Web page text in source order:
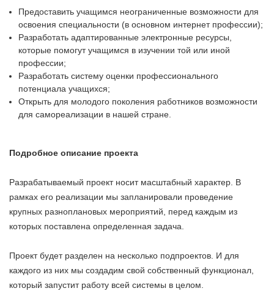
Предоставить учащимся неограниченные возможности для
освоения специальности (в основном интернет профессии);
Разработать адаптированные электронные ресурсы,
которые помогут учащимся в изучении той или иной
профессии;
Разработать систему оценки профессионального
потенциала учащихся;
Открыть для молодого поколения работников возможности
для самореализации в нашей стране.
Подробное описание проекта
Разрабатываемый проект носит масштабный характер. В
рамках его реализации мы запланировали проведение
крупных разноплановых мероприятий, перед каждым из
которых поставлена определенная задача.
Проект будет разделен на несколько подпроектов. И для
каждого из них мы создадим свой собственный функционал,
который запустит работу всей системы в целом.